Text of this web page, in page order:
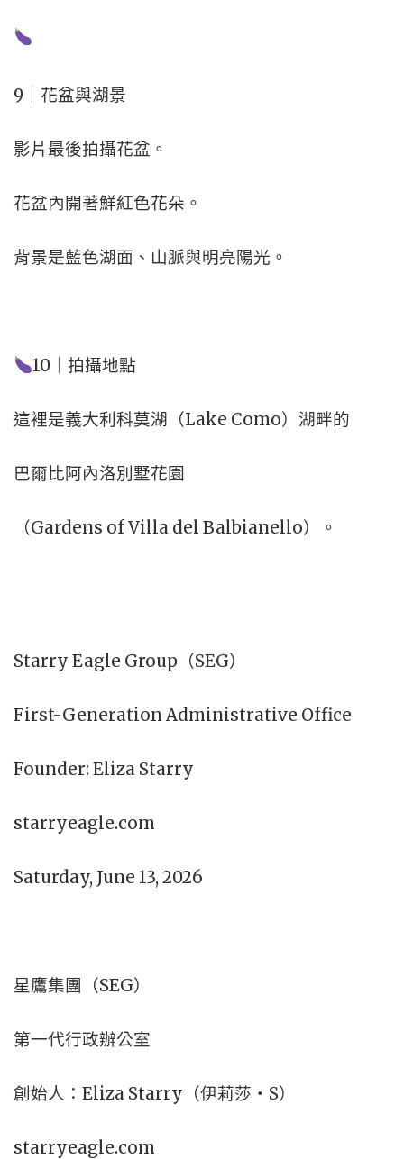
9｜花盆與湖景
影片最後拍攝花盆。
花盆內開著鮮紅色花朵。
背景是藍色湖面、山脈與明亮陽光。
10｜拍攝地點
這裡是義大利科莫湖（Lake Como）湖畔的
巴爾比阿內洛別墅花園
（Gardens of Villa del Balbianello）。
Starry Eagle Group（SEG）
First-Generation Administrative Office
Founder: Eliza Starry
starryeagle.com
Saturday, June 13, 2026
星鷹集團（SEG）
第一代行政辦公室
創始人：Eliza Starry（伊莉莎・S）
starryeagle.com